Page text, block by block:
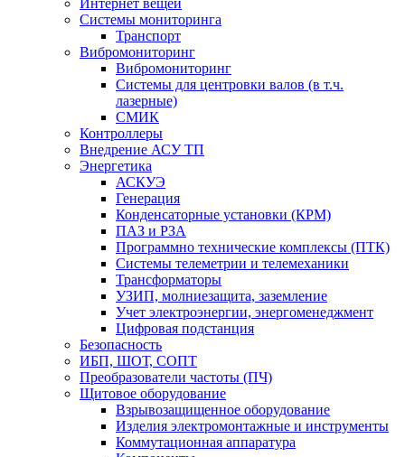
Интернет вещей
Системы мониторинга
Транспорт
Вибромониторинг
Вибромониторинг
Системы для центровки валов (в т.ч.
лазерные)
СМИК
Контроллеры
Внедрение АСУ ТП
Энергетика
АСКУЭ
Генерация
Конденсаторные установки (КРМ)
ПАЗ и РЗА
Программно технические комплексы (ПТК)
Системы телеметрии и телемеханики
Трансформаторы
УЗИП, молниезащита, заземление
Учет электроэнергии, энергоменеджмент
Цифровая подстанция
Безопасность
ИБП, ШОТ, СОПТ
Преобразователи частоты (ПЧ)
Щитовое оборудование
Взрывозащищенное оборудование
Изделия электромонтажные и инструменты
Коммутационная аппаратура